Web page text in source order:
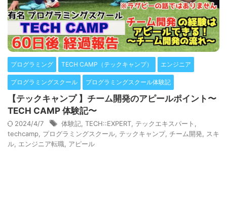
プログラミング TECH CAMP（テックキャンプ） エンジニア
プログラミングスクール プログラミングスクール体験記
【テックキャンプ 】チーム開発のアピールポイント〜
TECH CAMP 体験記〜
2024/4/7 体験記 TECH::EXPERT テックエキスパート
techcamp プログラミングスクール テックキャンプ, チーム開発
スキ
ル
エンジニア転職 アピール